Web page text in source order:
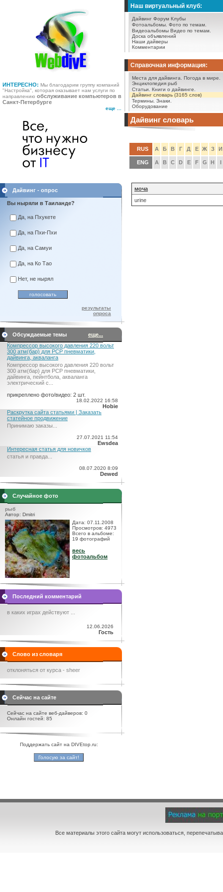
ИНТЕРЕСНО: Мы благодарим группу компаний
"Настройка", которая оказывает нам услуги по
направлению обслуживание компьютеров в
Санкт-Петербурге
еще ...
Наш виртуальный клуб:
Дайвинг Форум Клубы
Фотоальбомы. Фото по темам.
Видеоальбомы Видео по темам.
Доска объявлений
Наши дайверы
Комментарии
Справочная информация:
Места для дайвинга.
Погода в мире.
Энциклопедия рыб
Статьи.
Книги о дайвинге.
Дайвинг словарь (3165 слов)
Термины. Знаки.
Оборудование
Дайвинг - опрос
Вы ныряли в Таиланде?
Да, на Пхукете
Да, на Пхи-Пхи
Да, на Самуи
Да, на Ко Тао
Нет, не нырял
результаты
опроса
Обсуждаемые темы
еще...
Компрессор высокого давления 220 вольт
300 атм(бар) для PCP пневматики,
дайвинга, акваланга
Компрессор высокого давления 220 вольт
300 атм(бар) для PCP пневматики,
дайвинга, пейнтбола, акваланга
электрический c...
прикреплено фото/видео: 2 шт.
18.02.2022 16:58
Hobie
Раскрутка сайта статьями | Заказать
статейное продвижение
Принимаю заказы...
27.07.2021 11:54
Ewsdea
Интересная статья для новичков
статья и правда...
08.07.2020 8:09
Dewed
Случайное фото
рыб
Автор: Dmitri
Дата: 07.11.2008
Просмотров: 4973
Всего в альбоме:
19 фотографий
весь
фотоальбом
Последний комментарий
в каких играх действуют ...
12.06.2026
Гость
Слово из словаря
отклоняться от курса - sheer
Сейчас на сайте
Сейчас на сайте веб-дайверов: 0
Онлайн гостей: 85
Поддержать сайт на DIVEtop.ru:
Дайвинг словарь
RUS А Б В Г Д Е Ж З И
ENG A B C D E F G H I
моча
urine
Все материалы этого сайта могут использоваться,